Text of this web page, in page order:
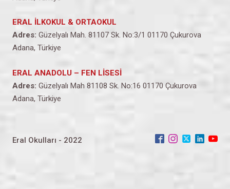
ERAL İLKOKUL & ORTAOKUL
Adres: Güzelyalı Mah. 81107 Sk. No:3/1 01170 Çukurova
Adana, Türkiye
ERAL ANADOLU – FEN LİSESİ
Adres: Güzelyalı Mah 81108 Sk. No:16 01170 Çukurova
Adana, Türkiye
Eral Okulları - 2022